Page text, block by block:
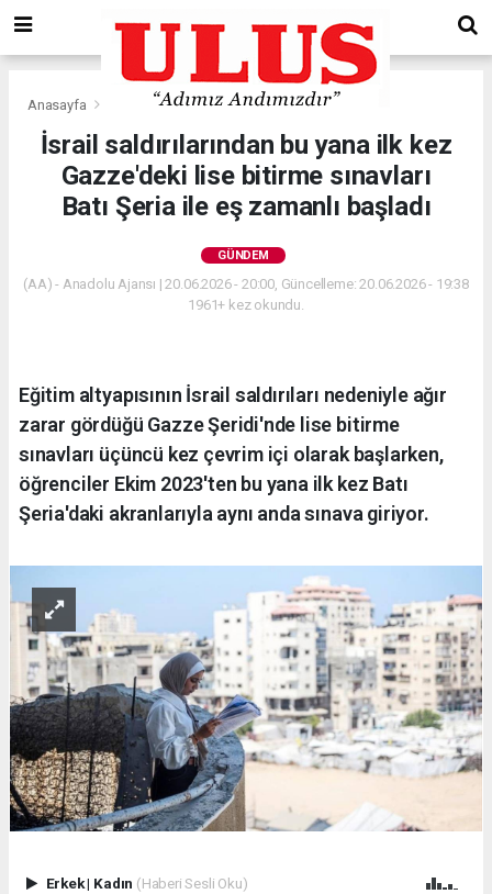
Anasayfa Gündem
İsrail saldırılarından bu yana ilk kez
Gazze'deki lise bitirme sınavları
Batı Şeria ile eş zamanlı başladı
GÜNDEM
(AA) - Anadolu Ajansı | 20.06.2026 - 20:00, Güncelleme: 20.06.2026 - 19:38
1961+ kez okundu.
Eğitim altyapısının İsrail saldırıları nedeniyle ağır
zarar gördüğü Gazze Şeridi'nde lise bitirme
sınavları üçüncü kez çevrim içi olarak başlarken,
öğrenciler Ekim 2023'ten bu yana ilk kez Batı
Şeria'daki akranlarıyla aynı anda sınava giriyor.
Erkek| Kadın (Haberi Sesli Oku)